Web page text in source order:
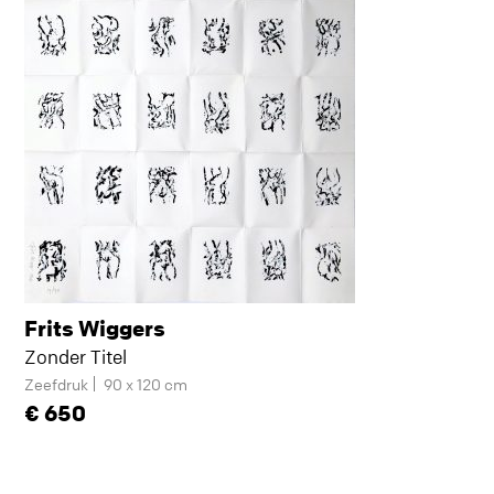
Frits Wiggers
Zonder Titel
Zeefdruk 90 x 120 cm
650